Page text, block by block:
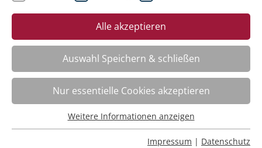
Veranstaltung "Mobilitätsförderung in den
Bewohneralltag integrieren – eine Chance für Pflege
& Betreuung" (Nr. 26) wurde in den Warenkorb
gelegt.
Achtsame Berührung – neueste Forschungen
Mo.12.10.2026, 9.00 Uhr
Wo:
Schloss Liebenau
Anmeldung auf Warteliste
Alle akzeptieren
Auswahl Speichern & schließen
Nur essentielle Cookies akzeptieren
Essentielle Cookies werden für grundlegende Funktionen
Weitere Informationen anzeigen
Impressum | Datenschutz